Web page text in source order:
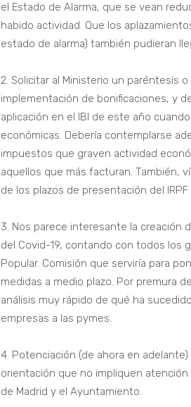
el Estado de Alarma, que se vean
habido actividad. Que los
estado de alarma) también pudieran
2. Solicitar al Ministerio un paréntesis
implementación de bonificaciones, y
aplicación en el IBI de este año
económicas. Debería contemplarse
impuestos que graven actividad
aquellos que más facturan. También,
de los plazos de presentación del
3. Nos parece interesante la creación
del Covid-19, contando con todos los
Popular. Comisión que serviría para
medidas a medio plazo. Por premura
análisis muy rápido de qué ha
empresas a las pymes.
4. Potenciación (de ahora en
orientación que no impliquen atención
de Madrid y el Ayuntamiento.